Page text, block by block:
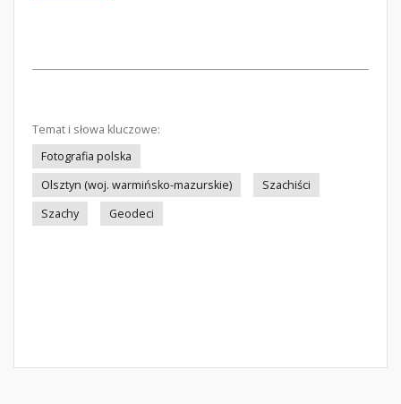
Temat i słowa kluczowe:
Fotografia polska
Olsztyn (woj. warmińsko-mazurskie)
Szachiści
Szachy
Geodeci